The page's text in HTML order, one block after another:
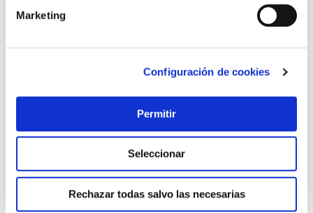
Marketing
Configuración de cookies
Permitir
Seleccionar
Rechazar todas salvo las necesarias
TOP VENTAS
Titan
76,21 €
Añadir al carrito